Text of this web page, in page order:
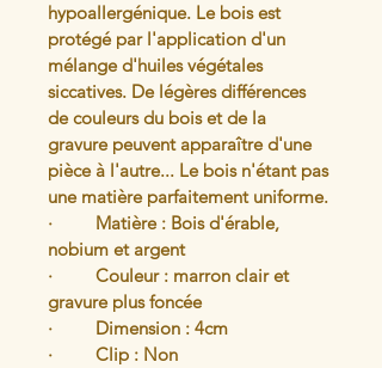
hypoallergénique. Le bois est
protégé par l'application d'un
mélange d'huiles végétales
siccatives. De légères différences
de couleurs du bois et de la
gravure peuvent apparaître d'une
pièce à l'autre... Le bois n'étant pas
une matière parfaitement uniforme.
·         Matière : Bois d'érable,
nobium et argent
·         Couleur : marron clair et
gravure plus foncée
·         Dimension : 4cm
·         Clip : Non